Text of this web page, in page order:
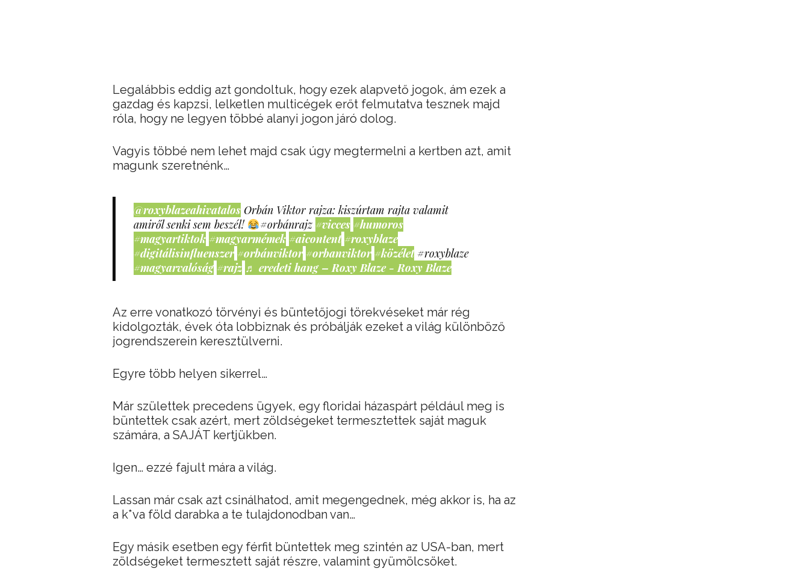
Legalábbis eddig azt gondoltuk, hogy ezek alapvető jogok, ám ezek a
gazdag és kapzsi, lelketlen multicégek erőt felmutatva tesznek majd
róla, hogy ne legyen többé alanyi jogon járó dolog.
Vagyis többé nem lehet majd csak úgy megtermelni a kertben azt, amit
magunk szeretnénk…
@roxyblazeahivatalos Orbán Viktor rajza: kiszúrtam rajta valamit
amiről senki sem beszél!
#orbánrajz #vicces #humoros
#magyartiktok #magyarmémek #aicontent #roxyblaze
#digitálisinfluenszer #orbánviktor #orbanviktor #közélet #roxyblaze
#magyarvalóság #rajz ♬ eredeti hang – Roxy Blaze - Roxy Blaze
Az erre vonatkozó törvényi és büntetőjogi törekvéseket már rég
kidolgozták, évek óta lobbiznak és próbálják ezeket a világ különböző
jogrendszerein keresztülverni.
Egyre több helyen sikerrel…
Már születtek precedens ügyek, egy floridai házaspárt például meg is
büntettek csak azért, mert zöldségeket termesztettek saját maguk
számára, a SAJÁT kertjükben.
Igen… ezzé fajult mára a világ.
Lassan már csak azt csinálhatod, amit megengednek, még akkor is, ha az
a k*va föld darabka a te tulajdonodban van…
Egy másik esetben egy férfit büntettek meg szintén az USA-ban, mert
zöldségeket termesztett saját részre, valamint gyümölcsöket.